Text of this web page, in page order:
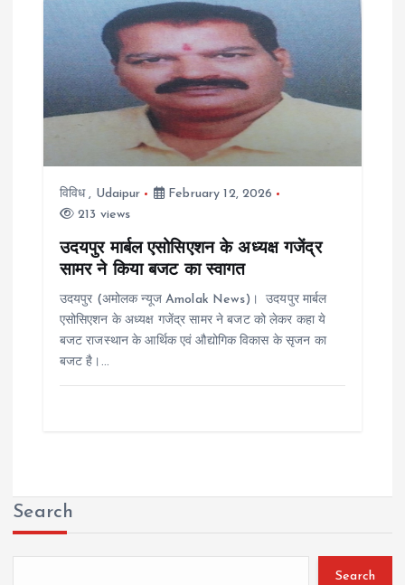
विविध, Udaipur
February 12, 2026
213 views
उदयपुर मार्बल एसोसिएशन के अध्यक्ष गजेंद्र
सामर ने किया बजट का स्वागत
उदयपुर (अमोलक न्यूज Amolak News)। उदयपुर मार्बल
एसोसिएशन के अध्यक्ष गजेंद्र सामर ने बजट को लेकर कहा ये
बजट राजस्थान के आर्थिक एवं औद्योगिक विकास के सृजन का
बजट है।…
Search
Search